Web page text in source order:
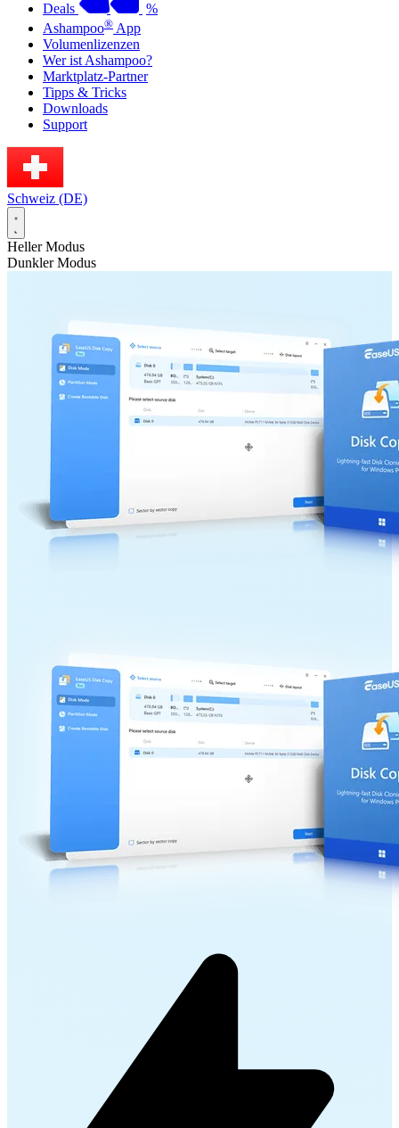
Deals
%
Ashampoo® App
Volumenlizenzen
Wer ist Ashampoo?
Marktplatz-Partner
Tipps & Tricks
Downloads
Support
Schweiz (DE)
Heller Modus
Dunkler Modus